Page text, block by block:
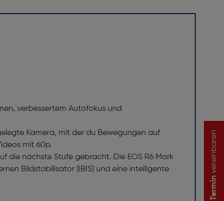
verbessertem Autofokus und
Kamera, mit der du Bewegungen auf
mit 60p.
die nächste Stufe gebracht. Die EOS R6 Mark
Bildstabilisator (IBIS) und eine intelligente
Termin
vereinbaren